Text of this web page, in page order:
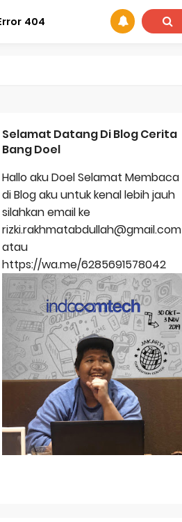
404
Baterai Tahan Lama
Bersahabat
Selamat Datang Di Blog Cerita
Bang Doel
Hallo aku Doel Selamat Membaca
di Blog aku untuk kenal lebih jauh
silahkan email ke
rizki.rakhmatabdullah@gmail.com
atau
https://wa.me/6285691578042